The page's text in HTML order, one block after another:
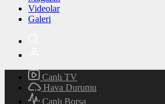
Videolar
Galeri
Canlı TV
Hava Durumu
Canlı Borsa